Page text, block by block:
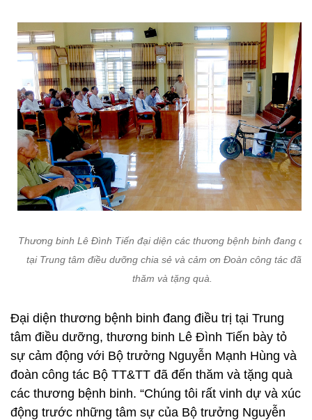
Thương binh Lê Đình Tiến đại diện các thương bệnh binh đang
tại Trung tâm điều dưỡng chia sẻ và cảm ơn Đoàn công tác đã
thăm và tặng quà.
Đại diện thương bệnh binh đang điều trị tại Trung
tâm điều dưỡng, thương binh Lê Đình Tiến bày tỏ
sự cảm động với Bộ trưởng Nguyễn Mạnh Hùng và
đoàn công tác Bộ TT&TT đã đến thăm và tặng quà
các thương bệnh binh. “Chúng tôi rất vinh dự và xúc
động trước những tâm sự của Bộ trưởng Nguyễn